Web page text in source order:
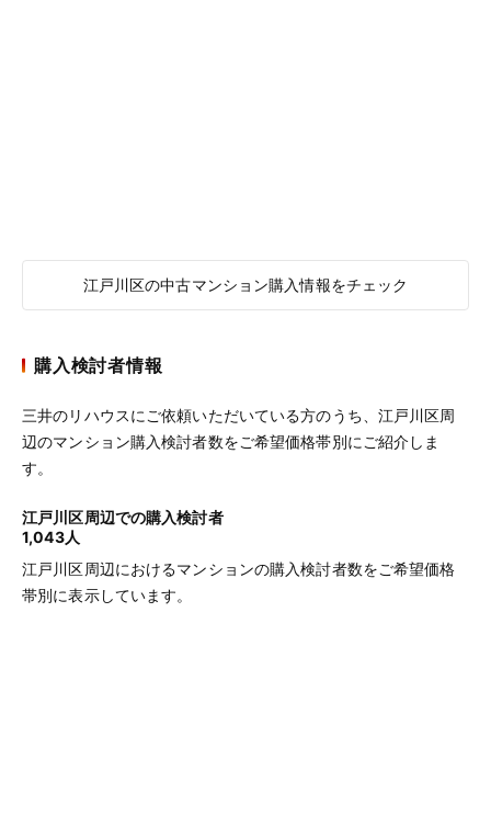
江戸川区の中古マンション購入情報をチェック
購入検討者情報
三井のリハウスにご依頼いただいている方のうち、江戸川区周
辺のマンション購入検討者数をご希望価格帯別にご紹介しま
す。
江戸川区周辺での購入検討者
1,043人
江戸川区周辺におけるマンションの購入検討者数をご希望価格
帯別に表示しています。